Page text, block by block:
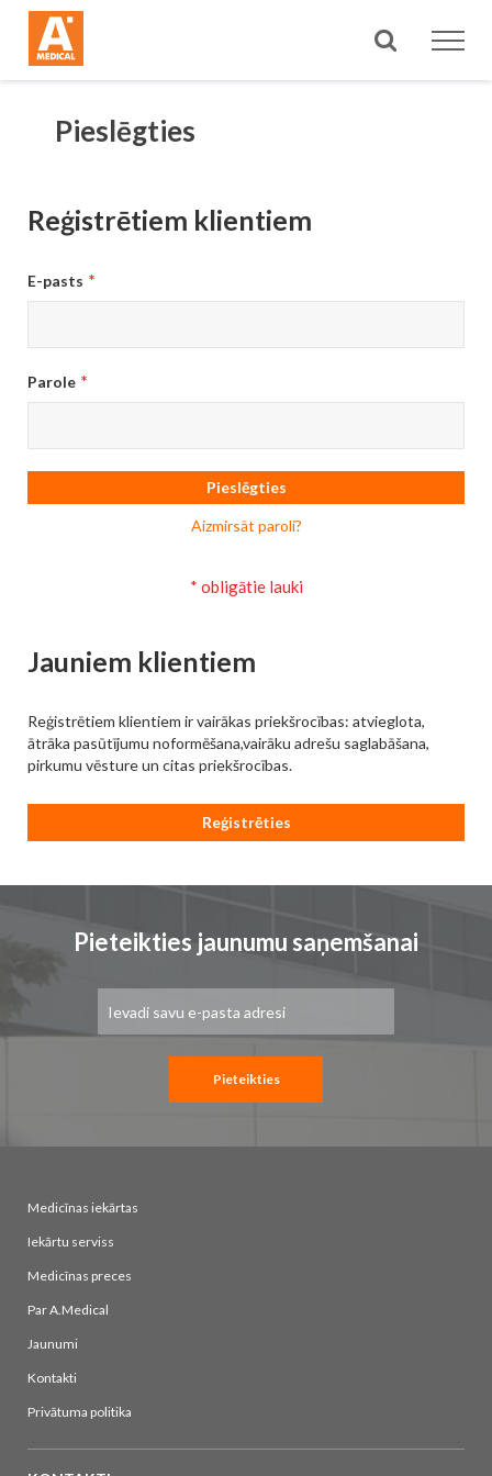
Meklēt
Pieslēgties
Reģistrētiem klientiem
E-pasts
Parole
Pieslēgties
Aizmirsāt paroli?
Jauniem klientiem
Reģistrētiem klientiem ir vairākas priekšrocības: atvieglota,
ātrāka pasūtījumu noformēšana,vairāku adrešu saglabāšana,
pirkumu vēsture un citas priekšrocības.
Reģistrēties
Pieteikties jaunumu saņemšanai
saņemšanai:
Pieteikties
Medicīnas iekārtas
Iekārtu serviss
Medicīnas preces
Par A.Medical
Jaunumi
Kontakti
Privātuma politika